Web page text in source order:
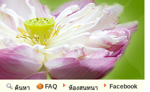
Facebook
ห้องสนทนา
FAQ
ค้นหา